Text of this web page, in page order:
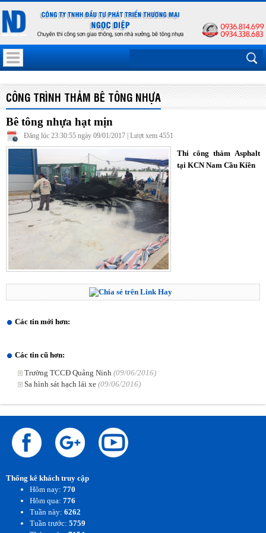
CÔNG TRÌNH THẢM BÊ TÔNG NHỰA
Bê tông nhựa hạt mịn
Đăng lúc 23:30:55 ngày 09/01/2017 | Lượt xem 4551
Thi công thảm Asphalt
tại KCN Nam Cầu Kiền
Các tin mới hơn:
Các tin cũ hơn:
Trường TCCĐ Quảng Ninh (09/06/2016)
Sa hình sát hạch lái xe (09/06/2016)
Thống kê khách truy cập
Hôm nay: 770
Hôm qua: 776
Tuần này: 6262
Tuần trước: 5759